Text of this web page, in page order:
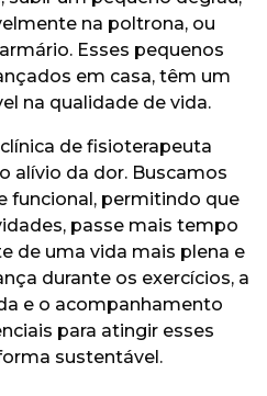
na poltrona, ou
Esses pequenos
em casa, têm um
na qualidade de vida.
de fisioterapeuta
alívio da dor. Buscamos
funcional, permitindo que
passe mais tempo
de uma vida mais plena e
durante os exercícios, a
e o acompanhamento
para atingir esses
sustentável.